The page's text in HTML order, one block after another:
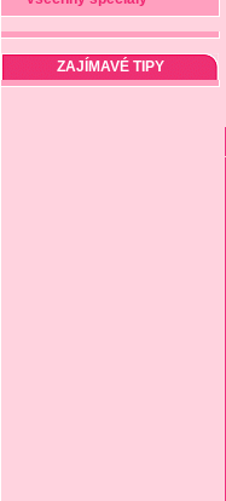
ZAJÍMAVÉ TIPY